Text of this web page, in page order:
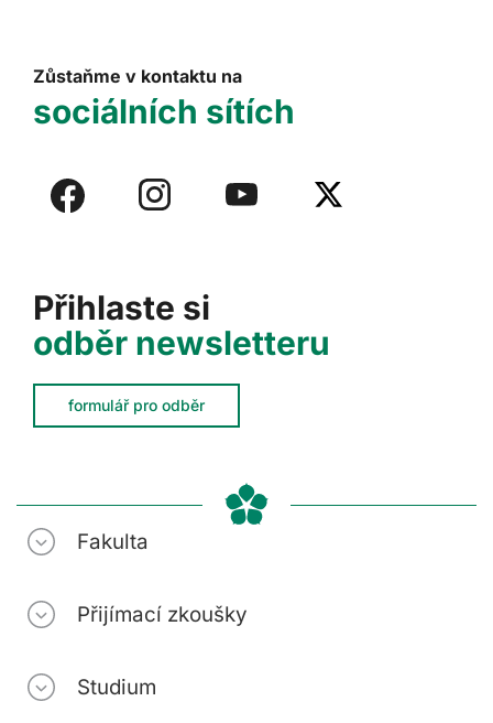
Přihlaste si
odběr newsletteru
formulář pro odběr
Zůstaňme v kontaktu na
sociálních sítích
Fakulta
Přijímací zkoušky
Studium